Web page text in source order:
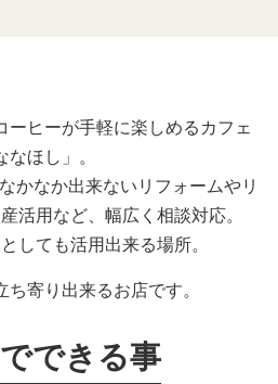
ーヒーが手軽に楽しめるカフェ
なほし」。
かなか出来ないリフォームやリ
活用など、幅広く相談対応。
しても活用出来る場所。
ち寄り出来るお店です。
できる事